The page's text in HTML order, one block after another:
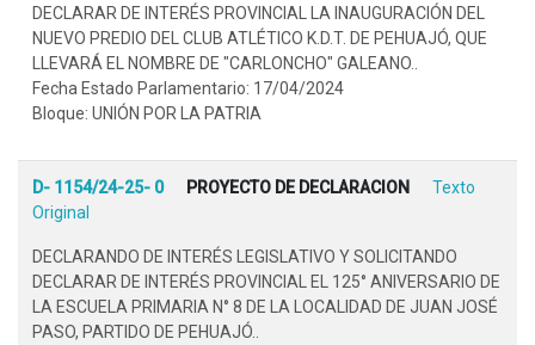
DECLARAR DE INTERÉS PROVINCIAL LA INAUGURACIÓN DEL
NUEVO PREDIO DEL CLUB ATLÉTICO K.D.T. DE PEHUAJÓ, QUE
LLEVARÁ EL NOMBRE DE "CARLONCHO" GALEANO..
Fecha Estado Parlamentario: 17/04/2024
Bloque: UNIÓN POR LA PATRIA
D- 1154/24-25- 0 PROYECTO DE DECLARACION
Texto
Original
DECLARANDO DE INTERÉS LEGISLATIVO Y SOLICITANDO
DECLARAR DE INTERÉS PROVINCIAL EL 125° ANIVERSARIO DE
LA ESCUELA PRIMARIA N° 8 DE LA LOCALIDAD DE JUAN JOSÉ
PASO, PARTIDO DE PEHUAJÓ..